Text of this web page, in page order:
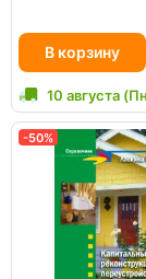
В корзину
10 августа
-50%